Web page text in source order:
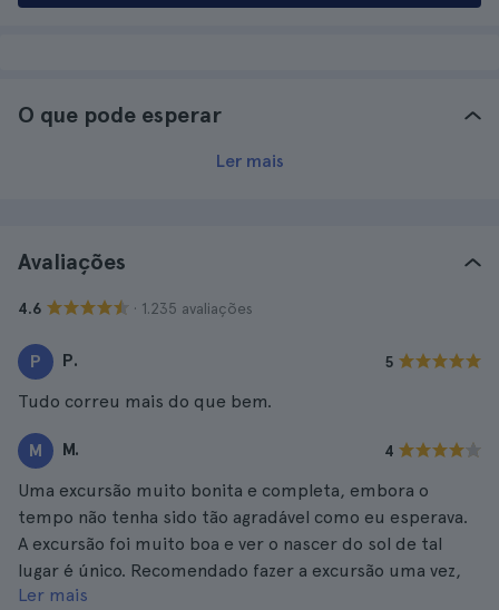
O que pode esperar
Ler mais
Avaliações
4.6 · 1.235 avaliações
P P. 5
Tudo correu mais do que bem.
M M. 4
Uma excursão muito bonita e completa, embora o
tempo não tenha sido tão agradável como eu esperava.
A excursão foi muito boa e ver o nascer do sol de tal
lugar é único. Recomendado fazer a excursão uma vez,
embora seja bastante cansativa.
Ler mais